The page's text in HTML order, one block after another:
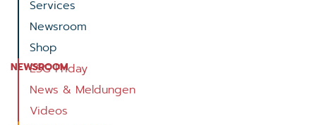
Services
Newsroom
Shop
NEWSROOM
ESG Friday
News & Meldungen
Videos